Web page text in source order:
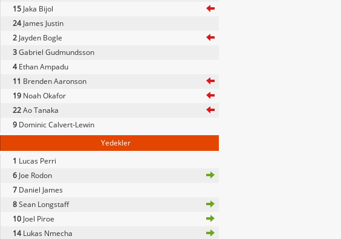
15 Jaka Bijol
24 James Justin
2 Jayden Bogle
3Gabriel Gudmundsson
4 Ethan Ampadu
11 Brenden Aaronson
19 Noah Okafor
22Ao Tanaka
9 Dominic Calvert-Lewin
Yedekler
1 Lucas Perri
6 Joe Rodon
7 Daniel James
8Sean Longstaff
10 Joel Piroe
14 Lukas Nmecha